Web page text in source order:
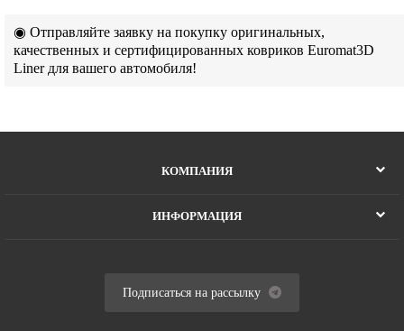
◉ Отправляйте заявку на покупку оригинальных,
качественных и сертифицированных ковриков Euromat3D
Liner для вашего автомобиля!
КОМПАНИЯ
ИНФОРМАЦИЯ
Подписаться на рассылку